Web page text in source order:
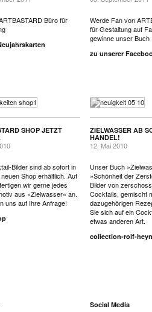
Büro für
Werde Fan von
für Gestaltung auf
gewinne unser Buch
zu unserer
SHOP JETZT
Bilder sind ab sofort in
Shop erhältlich. Auf
wir gerne jedes
aus »Zielwasser« an.
uns auf Ihre Anfrage!
ZIELWASSER AB
HANDEL!
12. Mai 2010
Unser Buch
»Schönheit der
Bilder von
Cocktails, gemischt
dazugehörigen
Sie sich auf ein
etwas anderen Art.
collection-rolf-
Social Media